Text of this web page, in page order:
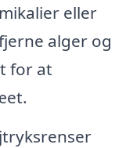
eller
alger og
for at